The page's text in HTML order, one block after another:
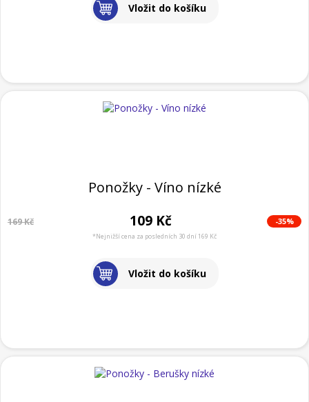
Vložit do košíku
Ponožky - Víno nízké
169 Kč 109 Kč -35%
*Nejnižší cena za posledních 30 dní 169 Kč
Vložit do košíku